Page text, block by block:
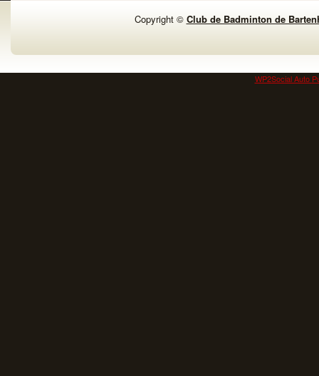
Copyright © Club de Badminton de
WP2Social Auto